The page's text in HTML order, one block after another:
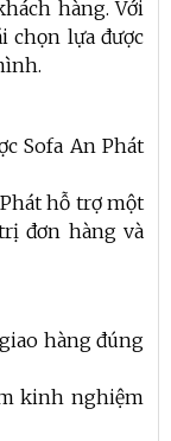
hàng. Với
chọn lựa được
Sofa An Phát
hỗ trợ một
đơn hàng và
hàng đúng
kinh nghiệm